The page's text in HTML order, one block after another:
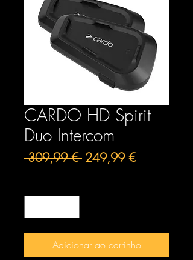
CARDO HD Spirit
Duo Intercom
309,99 € Preço
249,99 €Preço
Adicionar ao carrinho